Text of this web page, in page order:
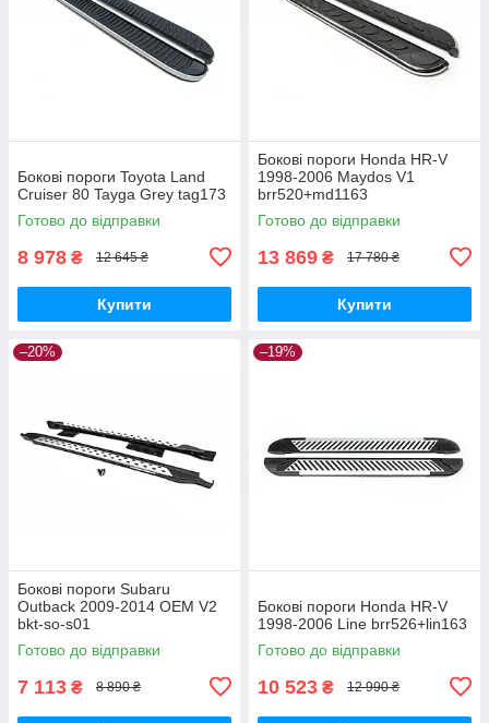
Бокові пороги Toyota Land
Cruiser 80 Tayga Grey tag173
Готово до відправки
8 978 ₴ 12 645 ₴
Купити
Бокові пороги Honda HR-V
1998-2006 Maydos V1
brr520+md1163
Готово до відправки
13 869 ₴ 17 780 ₴
Купити
–20%
Бокові пороги Subaru
Outback 2009-2014 OEM V2
bkt-so-s01
Готово до відправки
7 113 ₴ 8 890 ₴
–19%
Бокові пороги Honda HR-V
1998-2006 Line brr526+lin163
Готово до відправки
10 523 ₴ 12 990 ₴